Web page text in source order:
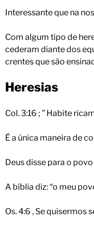
Interessante que na
Com algum tipo de
cederam diante dos
crentes que são
Heresias
Col. 3:16 ; ” Habite
É a única maneira de
Deus disse para o
A bíblia diz: “o meu
Os. 4:6 , Se quisermos